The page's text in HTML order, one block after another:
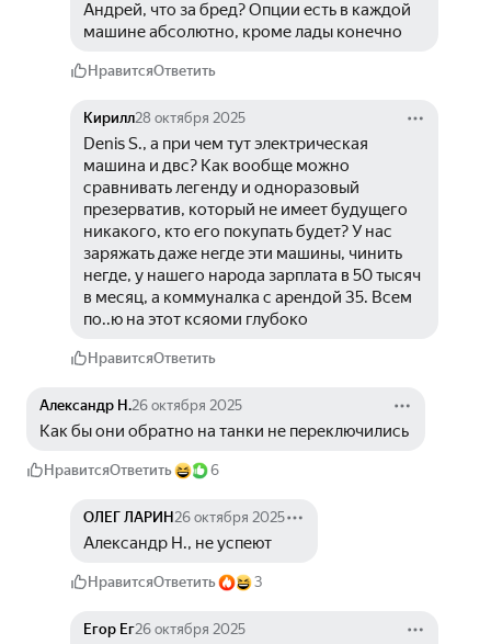
Андрей, что за бред? Опции есть в каждой
машине абсолютно, кроме лады конечно
НравитсяОтветить
Кирилл28 октября 2025
Denis S., а при чем тут электрическая
машина и двс? Как вообще можно
сравнивать легенду и одноразовый
презерватив, который не имеет будущего
никакого, кто его покупать будет? У нас
заряжать даже негде эти машины, чинить
негде, у нашего народа зарплата в 50 тысяч
в месяц, а коммуналка с арендой 35. Всем
по..ю на этот ксяоми глубоко
НравитсяОтветить
Александр Н.26 октября 2025
Как бы они обратно на танки не переключились
НравитсяОтветить 6
ОЛЕГ ЛАРИН 26 октября 2025
Александр Н., не успеют
НравитсяОтветить 3
Егор Ег26 октября 2025